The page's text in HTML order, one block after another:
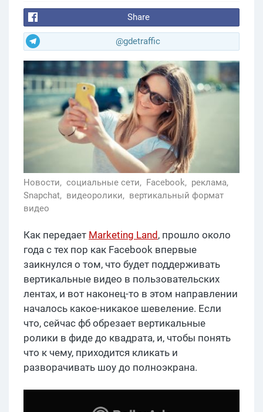
Share
@gdetraffic
Новости, социальные сети, Facebook, реклама,
Snapchat, видеоролики, вертикальный формат
видео
Как передает Marketing Land , прошло около
года с тех пор как Facebook впервые
заикнулся о том, что будет поддерживать
вертикальные видео в пользовательских
лентах, и вот наконец-то в этом направлении
началось какое-никакое шевеление. Если
что, сейчас фб обрезает вертикальные
ролики в фиде до квадрата, и, чтобы понять
что к чему, приходится кликать и
разворачивать шоу до полноэкрана.